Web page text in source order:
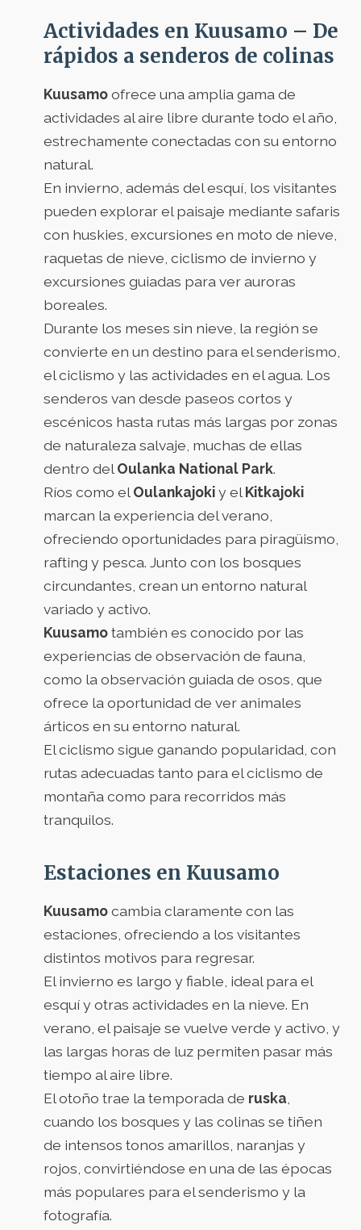
Actividades en Kuusamo – De
rápidos a senderos de colinas
Kuusamoofrece una amplia gama de
actividades al aire libre durante todo el año,
estrechamente conectadas con su entorno
natural.
En invierno, además del esquí, los visitantes
pueden explorar el paisaje mediante safaris
con huskies, excursiones en moto de nieve,
raquetas de nieve, ciclismo de invierno y
excursiones guiadas para ver auroras
boreales.
Durante los meses sin nieve, la región se
convierte en un destino para el senderismo,
el ciclismo y las actividades en el agua. Los
senderos van desde paseos cortos y
escénicos hasta rutas más largas por zonas
de naturaleza salvaje, muchas de ellas
dentro del Oulanka National Park.
Ríos como el Oulankajokiy el Kitkajoki
marcan la experiencia del verano,
ofreciendo oportunidades para piragüismo,
rafting y pesca. Junto con los bosques
circundantes, crean un entorno natural
variado y activo.
Kuusamotambién es conocido por las
experiencias de observación de fauna,
como la observación guiada de osos, que
ofrece la oportunidad de ver animales
árticos en su entorno natural.
El ciclismo sigue ganando popularidad, con
rutas adecuadas tanto para el ciclismo de
montaña como para recorridos más
tranquilos.
Estaciones en Kuusamo
Kuusamocambia claramente con las
estaciones, ofreciendo a los visitantes
distintos motivos para regresar.
El invierno es largo y fiable, ideal para el
esquí y otras actividades en la nieve. En
verano, el paisaje se vuelve verde y activo, y
las largas horas de luz permiten pasar más
tiempo al aire libre.
El otoño trae la temporada de ruska
cuando los bosques y las colinas se tiñen
de intensos tonos amarillos, naranjas y
rojos, convirtiéndose en una de las épocas
más populares para el senderismo y la
fotografía.